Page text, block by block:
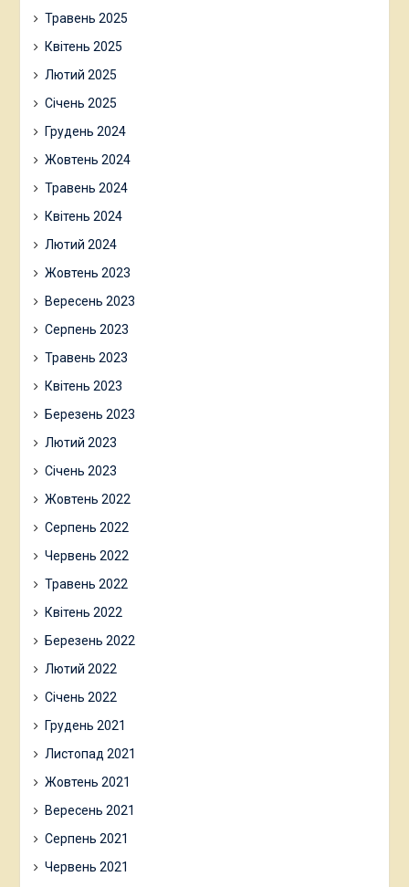
Травень 2025
Квітень 2025
Лютий 2025
Січень 2025
Грудень 2024
Жовтень 2024
Травень 2024
Квітень 2024
Лютий 2024
Жовтень 2023
Вересень 2023
Серпень 2023
Травень 2023
Квітень 2023
Березень 2023
Лютий 2023
Січень 2023
Жовтень 2022
Серпень 2022
Червень 2022
Травень 2022
Квітень 2022
Березень 2022
Лютий 2022
Січень 2022
Грудень 2021
Листопад 2021
Жовтень 2021
Вересень 2021
Серпень 2021
Червень 2021